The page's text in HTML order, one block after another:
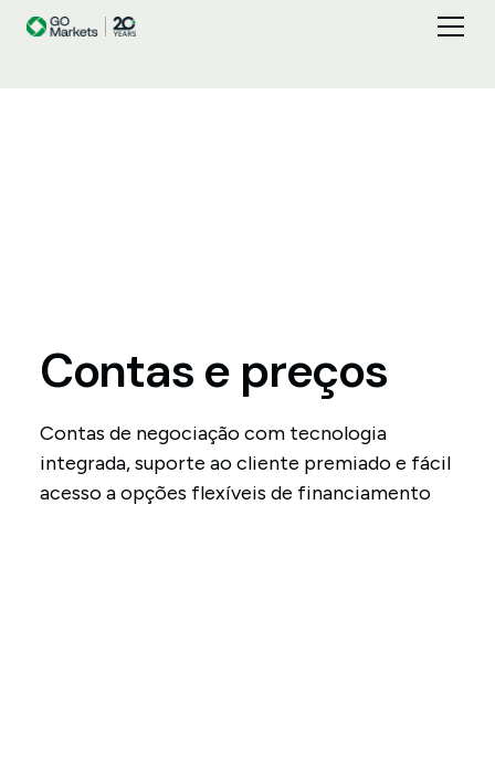
Contas e preços
Contas de negociação com tecnologia
integrada, suporte ao cliente premiado e fácil
acesso a opções flexíveis de financiamento